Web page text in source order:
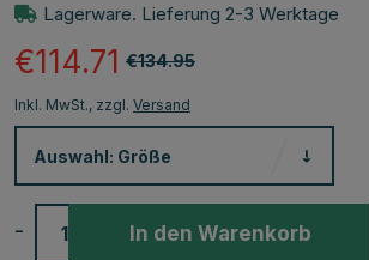
Lagerware. Lieferung 2-3 Werktage
€134.95
€114.71
Inkl. MwSt., zzgl. Versand
Auswahl: Größe
- In den Warenkorb